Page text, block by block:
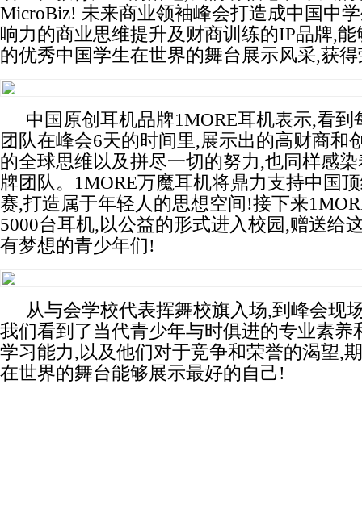
MicroBiz! 未来商业领袖峰会打造成中国中
响力的商业思维提升及财商训练的IP品牌,
的优秀中国学生在世界的舞台展示风采,获得
中国原创耳机品牌1MORE耳机表示,看到
团队在峰会6天的时间里,展示出的高财商和
的全球思维以及拼尽一切的努力,也同样感染
牌团队。1MORE万魔耳机将鼎力支持中国
赛,打造属于年轻人的思想空间!接下来
5000台耳机,以公益的形式进入校园,赠送给
有梦想的青少年们!
从与会学校代表挥舞校旗入场,到峰会现
我们看到了当代青少年与时俱进的专业素养
学习能力,以及他们对于竞争和荣誉的渴望,
在世界的舞台能够展示最好的自己!